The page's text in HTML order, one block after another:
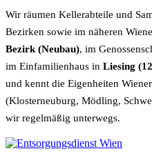
Wir räumen Kellerabteile und
Bezirken sowie im näheren
Bezirk (Neubau), im
im Einfamilienhaus in Liesing
und kennt die Eigenheiten
(Klosterneuburg, Mödling,
wir regelmäßig unterwegs.